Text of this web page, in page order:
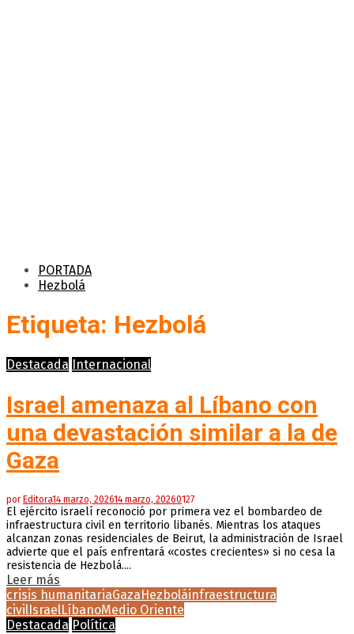
PORTADA
Hezbolá
Etiqueta: Hezbolá
Destacada Internacional
Israel amenaza al Líbano con
una devastación similar a la de
Gaza
por Editora14 marzo, 202614 marzo, 20260127
El ejército israelí reconoció por primera vez el bombardeo de
infraestructura civil en territorio libanés. Mientras los ataques
alcanzan zonas residenciales de Beirut, la administración de Israel
advierte que el país enfrentará «costes crecientes» si no cesa la
resistencia de Hezbolá....
Leer más
crisis humanitariaGaza Hezboláinfraestructura
civil IsraelLíbanoMedio Oriente
Destacada Política